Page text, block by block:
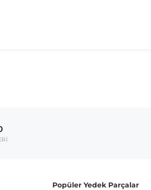
veya şasi numarası ile uyumluluğu kontrol
Popüler Yedek Parçalar